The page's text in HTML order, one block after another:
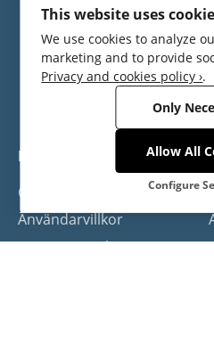
ägs och drivs av
Meet the Locals
Om Meet the Locals
Användarvillkor
Integritetspolicy
This website uses
We use cookies to analyze
marketing and to provide
Privacy and cookies policy ›.
Only
Allow All
Configure
Select Cookies